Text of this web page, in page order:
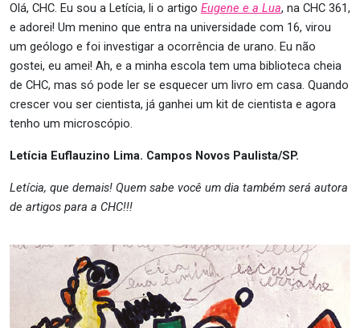
Olá, CHC. Eu sou a Letícia, li o artigo Eugene e a Lua, na CHC 361,
e adorei! Um menino que entra na universidade com 16, virou
um geólogo e foi investigar a ocorrência de urano. Eu não
gostei, eu amei! Ah, e a minha escola tem uma biblioteca cheia
de CHC, mas só pode ler se esquecer um livro em casa. Quando
crescer vou ser cientista, já ganhei um kit de cientista e agora
tenho um microscópio.
Letícia Euflauzino Lima. Campos Novos Paulista/SP.
Letícia, que demais! Quem sabe você um dia também será autora
de artigos para a CHC!!!